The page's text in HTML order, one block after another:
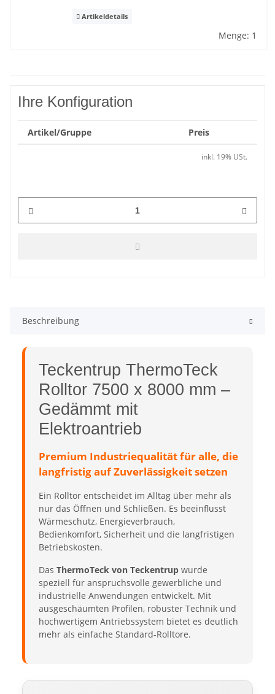
Artikeldetails
Menge: 1
Ihre Konfiguration
Artikel/Gruppe Preis
inkl. 19% USt.
Beschreibung
Teckentrup ThermoTeck
Rolltor 7500 x 8000 mm –
Gedämmt mit
Elektroantrieb
Premium Industriequalität für alle, die
langfristig auf Zuverlässigkeit setzen
Ein Rolltor entscheidet im Alltag über mehr als
nur das Öffnen und Schließen. Es beeinflusst
Wärmeschutz, Energieverbrauch,
Bedienkomfort, Sicherheit und die langfristigen
Betriebskosten.
Das ThermoTeck von Teckentrup wurde
speziell für anspruchsvolle gewerbliche und
industrielle Anwendungen entwickelt. Mit
ausgeschäumten Profilen, robuster Technik und
hochwertigem Antriebssystem bietet es deutlich
mehr als einfache Standard-Rolltore.